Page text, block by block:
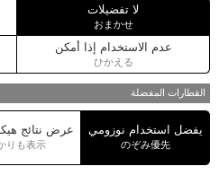
لا تفضيلات
おまかせ
عدم الاستخدام إذا أمكن
ひかえる
القطارات المفضلة
يفضل استخدام نوزومي
のぞみ優先
عرض نتائج
りも表示